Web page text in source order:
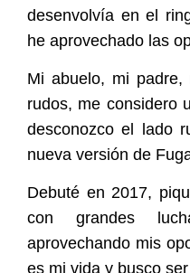
desenvolvía en el
he aprovechado las
Mi abuelo, mi padre,
rudos, me considero
desconozco el lado
nueva versión de
Debuté en 2017,
con grandes
aprovechando mis
es mi vida y busco